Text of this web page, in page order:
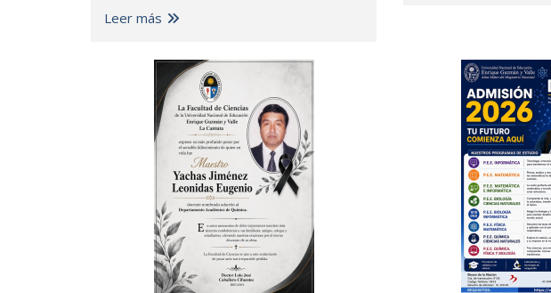
Leer más